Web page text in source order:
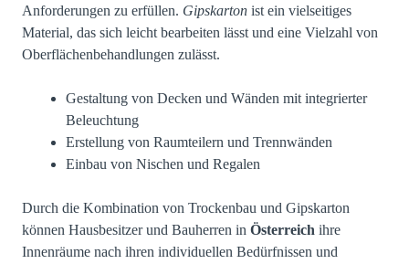
Anforderungen zu erfüllen. Gipskarton ist ein vielseitiges
Material, das sich leicht bearbeiten lässt und eine Vielzahl von
Oberflächenbehandlungen zulässt.
Gestaltung von Decken und Wänden mit integrierter
Beleuchtung
Erstellung von Raumteilern und Trennwänden
Einbau von Nischen und Regalen
Durch die Kombination von Trockenbau und Gipskarton
können Hausbesitzer und Bauherren in Österreich ihre
Innenräume nach ihren individuellen Bedürfnissen und